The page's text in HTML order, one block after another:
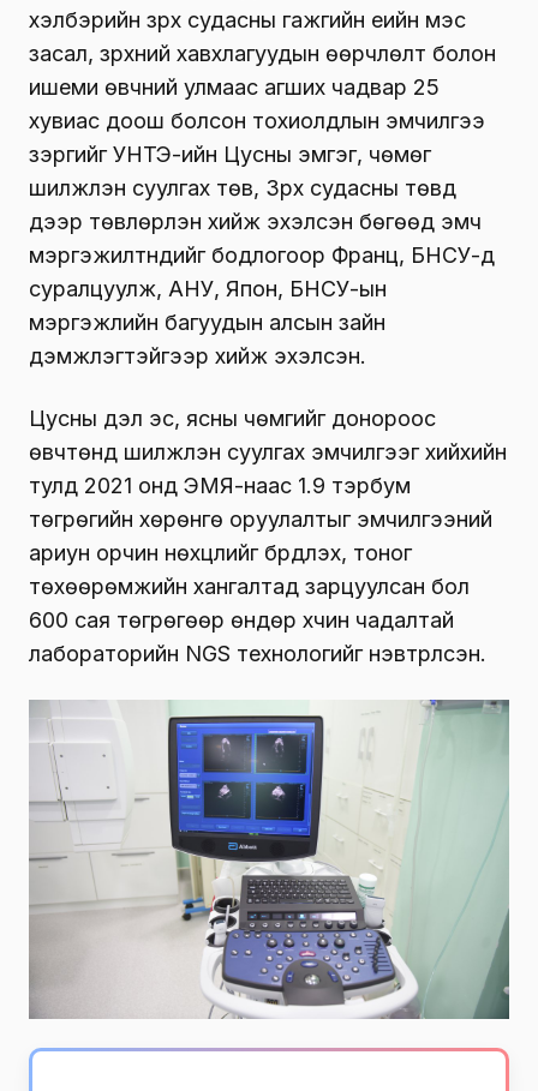
хэлбэрийн зүрх судасны гажгийн үеийн мэс
засал, зүрхний хавхлагуудын өөрчлөлт болон
ишеми өвчний улмаас агших чадвар 25
хувиас доош болсон тохиолдлын эмчилгээ
зэргийг УНТЭ-ийн Цусны эмгэг, чөмөг
шилжүүлэн суулгах төв, Зүрх судасны төвүүд
дээр төвлөрүүлэн хийж эхэлсэн бөгөөд эмч
мэргэжилтнүүдийг бодлогоор Франц, БНСУ-д
суралцуулж, АНУ, Япон, БНСУ-ын
мэргэжлийн багуудын алсын зайн
дэмжлэгтэйгээр хийж эхэлсэн.
Цусны үүдэл эс, ясны чөмгийг донороос
өвчтөнд шилжүүлэн суулгах эмчилгээг хийхийн
тулд 2021 онд ЭМЯ-наас 1.9 тэрбум
төгрөгийн хөрөнгө оруулалтыг эмчилгээний
ариун орчин нөхцлийг бүрдүүлэх, тоног
төхөөрөмжийн хангалтад зарцуулсан бол
600 сая төгрөгөөр өндөр хүчин чадалтай
лабораторийн NGS технологийг нэвтрүүлсэн.